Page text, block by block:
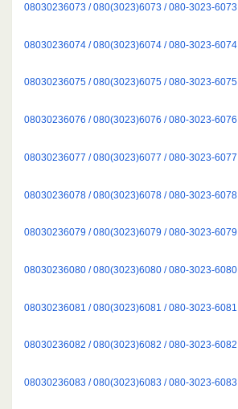
08030236073 / 080(3023)6073 / 080-3023-6073
08030236074 / 080(3023)6074 / 080-3023-6074
08030236075 / 080(3023)6075 / 080-3023-6075
08030236076 / 080(3023)6076 / 080-3023-6076
08030236077 / 080(3023)6077 / 080-3023-6077
08030236078 / 080(3023)6078 / 080-3023-6078
08030236079 / 080(3023)6079 / 080-3023-6079
08030236080 / 080(3023)6080 / 080-3023-6080
08030236081 / 080(3023)6081 / 080-3023-6081
08030236082 / 080(3023)6082 / 080-3023-6082
08030236083 / 080(3023)6083 / 080-3023-6083